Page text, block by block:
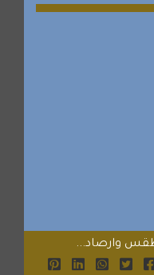
وارصاد...